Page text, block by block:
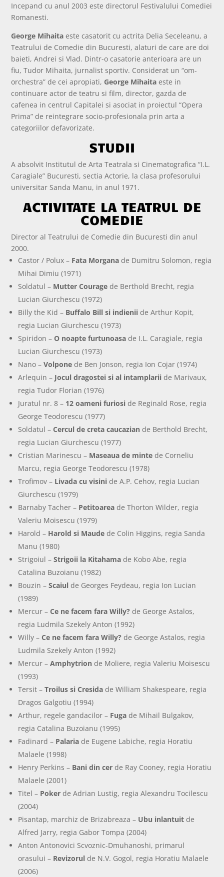
Incepand cu anul 2003 este directorul Festivalului Comediei
Romanesti.
George Mihaita este casatorit cu actrita Delia Seceleanu, a
Teatrului de Comedie din Bucuresti, alaturi de care are doi
baieti, Andrei si Vlad. Dintr-o casatorie anterioara are un
fiu, Tudor Mihaita, jurnalist sportiv. Considerat un “om-
orchestra” de cei apropiati, George Mihaita este in
continuare actor de teatru si film, director, gazda de
cafenea in centrul Capitalei si asociat in proiectul “Opera
Prima” de reintegrare socio-profesionala prin arta a
categoriilor defavorizate.
STUDII
A absolvit Institutul de Arta Teatrala si Cinematografica “I.L.
Caragiale” Bucuresti, sectia Actorie, la clasa profesorului
universitar Sanda Manu, in anul 1971.
ACTIVITATE LA TEATRUL DE
COMEDIE
Director al Teatrului de Comedie din Bucuresti din anul
2000.
Castor / Polux – Fata Morgana de Dumitru Solomon, regia
Mihai Dimiu (1971)
Soldatul – Mutter Courage de Berthold Brecht, regia
Lucian Giurchescu (1972)
Billy the Kid – Buffalo Bill si indienii de Arthur Kopit,
regia Lucian Giurchescu (1973)
Spiridon – O noapte furtunoasa de I.L. Caragiale, regia
Lucian Giurchescu (1973)
Nano –Volpone de Ben Jonson, regia Ion Cojar (1974)
Arlequin – Jocul dragostei si al intamplarii de Marivaux,
regia Tudor Florian (1976)
Juratul nr. 8 – 12 oameni furiosi de Reginald Rose, regia
George Teodorescu (1977)
Soldatul – Cercul de creta caucazian de Berthold Brecht,
regia Lucian Giurchescu (1977)
Cristian Marinescu – Maseaua de minte de Corneliu
Marcu, regia George Teodorescu (1978)
Trofimov – Livada cu visini de A.P. Cehov, regia Lucian
Giurchescu (1979)
Barnaby Tacher – Petitoarea de Thorton Wilder, regia
Valeriu Moisescu (1979)
Harold – Harold si Maude de Colin Higgins, regia Sanda
Manu (1980)
Strigoiul –Strigoii la Kitahama de Kobo Abe, regia
Catalina Buzoianu (1982)
Bouzin –Scaiul de Georges Feydeau, regia Ion Lucian
(1989)
Mercur – Ce ne facem fara Willy? de George Astalos,
regia Ludmila Szekely Anton (1992)
Willy – Ce ne facem fara Willy? de George Astalos, regia
Ludmila Szekely Anton (1992)
Mercur –Amphytrion de Moliere, regia Valeriu Moisescu
(1993)
Tersit –Troilus si Cresida de William Shakespeare, regia
Dragos Galgotiu (1994)
Arthur, regele gandacilor – Fuga de Mihail Bulgakov,
regia Catalina Buzoianu (1995)
Fadinard – Palaria de Eugene Labiche, regia Horatiu
Malaele (1998)
Henry Perkins – Bani din cer de Ray Cooney, regia Horatiu
Malaele (2001)
Titel – Poker de Adrian Lustig, regia Alexandru Tocilescu
(2004)
Pisantap, marchiz de Brizabreaza – Ubu inlantuit de
Alfred Jarry, regia Gabor Tompa (2004)
Anton Antonovici Scvoznic-Dmuhanoshi, primarul
orasului – Revizorul de N.V. Gogol, regia Horatiu Malaele
(2006)